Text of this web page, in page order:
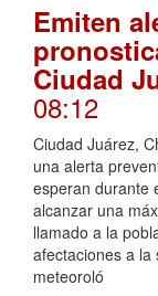
Emiten
Ciudad
08:12
Ciudad Juárez,
una alerta
esperan durante
alcanzar una
llamado a la
afectaciones a la
meteoroló